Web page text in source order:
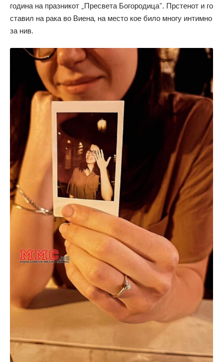
година на празникот „Пресвета Богородица“. Прстенот и го
ставил на рака во Виена, на место кое било многу интимно
за нив.